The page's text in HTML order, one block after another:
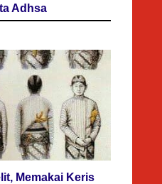
Adhsa
Memakai Keris